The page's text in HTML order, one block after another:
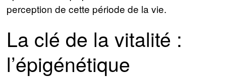
perception de cette période de la vie.
La clé de la vitalité :
l’épigénétique